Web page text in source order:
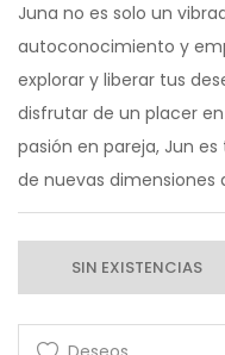
Juna no es solo un
autoconocimiento y
explorar y liberar tus
disfrutar de un placer
pasión en pareja, Jun
de nuevas dimensiones
SIN EXISTENCIAS